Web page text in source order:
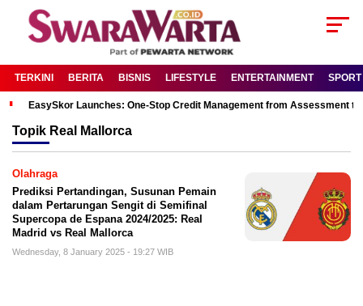
TERKINI BERITA BISNIS LIFESTYLE ENTERTAINMENT SPORT
EasySkor Launches: One-Stop Credit Management from Assessment
Topik Real Mallorca
Olahraga
Prediksi Pertandingan, Susunan Pemain
dalam Pertarungan Sengit di Semifinal
Supercopa de Espana 2024/2025: Real
Madrid vs Real Mallorca
Wednesday, 8 January 2025 - 19:27 WIB